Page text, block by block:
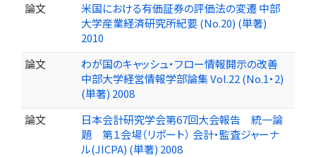
論文
米国における有価証券の評価法の変遷 中部
大学産業経済研究所紀要 (No.20) (単著)
2010
論文
わが国のキャッシュ・フロー情報開示の改善
中部大学経営情報学部論集 Vol.22 (No.1・2)
(単著) 2008
論文
日本会計研究学会第67回大会報告 統一論
題 第１会場（リポート） 会計・監査ジャーナ
ル(JICPA) (単著) 2008